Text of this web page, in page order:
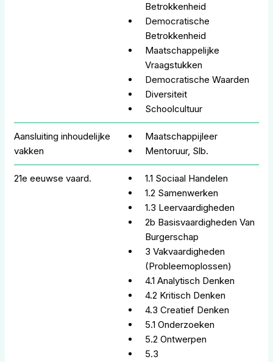
Betrokkenheid
Democratische
Betrokkenheid
Maatschappelijke
Vraagstukken
Democratische Waarden
Diversiteit
Schoolcultuur
Aansluiting inhoudelijke
vakken
Maatschappijleer
Mentoruur, Slb.
21e eeuwse vaard.
1.1 Sociaal Handelen
1.2 Samenwerken
1.3 Leervaardigheden
2b Basisvaardigheden Van
Burgerschap
3 Vakvaardigheden
(probleemoplossen)
4.1 Analytisch Denken
4.2 Kritisch Denken
4.3 Creatief Denken
5.1 Onderzoeken
5.2 Ontwerpen
5.3